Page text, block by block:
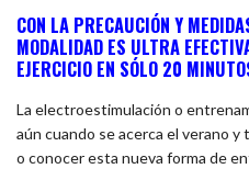
CON LA PRECAUCIÓN Y
MODALIDAD ES ULTRA
EJERCICIO EN SÓLO 20
La electroestimulación o
aún cuando se acerca el verano
o conocer esta nueva forma de